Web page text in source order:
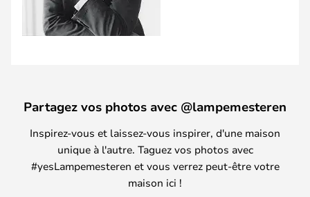
Partagez vos photos avec @lampemesteren
Inspirez-vous et laissez-vous inspirer, d'une maison
unique à l'autre. Taguez vos photos avec
#yesLampemesteren et vous verrez peut-être votre
maison ici !